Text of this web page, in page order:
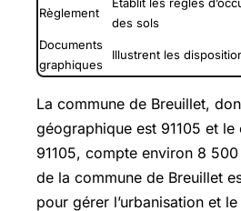
Règlement
Établit les règles
des sols
Documents
graphiques
Illustrent les
La commune de Breuillet,
géographique est 91105 et
91105, compte environ 8
de la commune de Breuillet
pour gérer l’urbanisation et